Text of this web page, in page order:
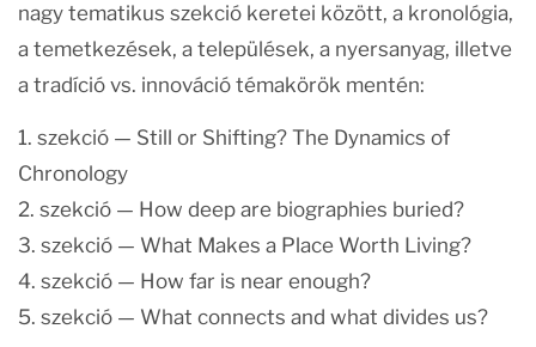
nagy tematikus szekció keretei között, a kronológia,
a temetkezések, a települések, a nyersanyag, illetve
a tradíció vs. innováció témakörök mentén:
1. szekció — Still or Shifting? The Dynamics of
Chronology
2. szekció — How deep are biographies buried?
3. szekció — What Makes a Place Worth Living?
4. szekció — How far is near enough?
5. szekció — What connects and what divides us?